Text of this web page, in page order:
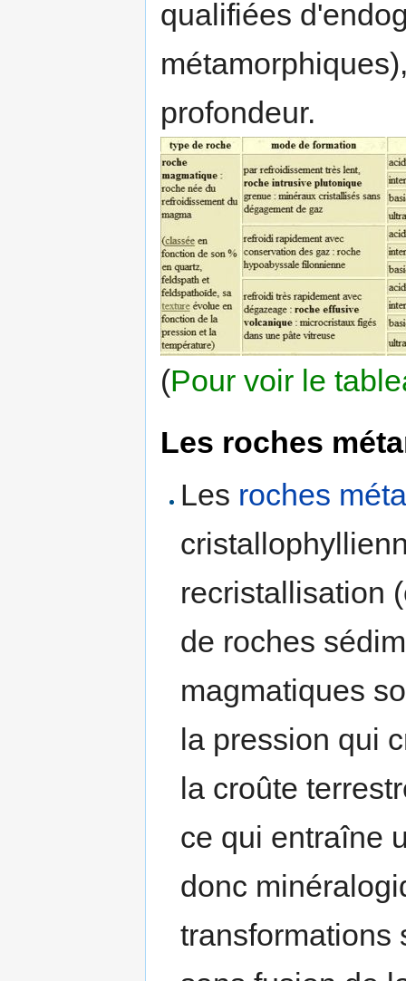
qualifiées
profondeur.
(Pour voir le
Les roches
Les roches
recristallisation
de roches
magmatiques
la pression qui
la croûte
ce qui entraîne
donc
transformations